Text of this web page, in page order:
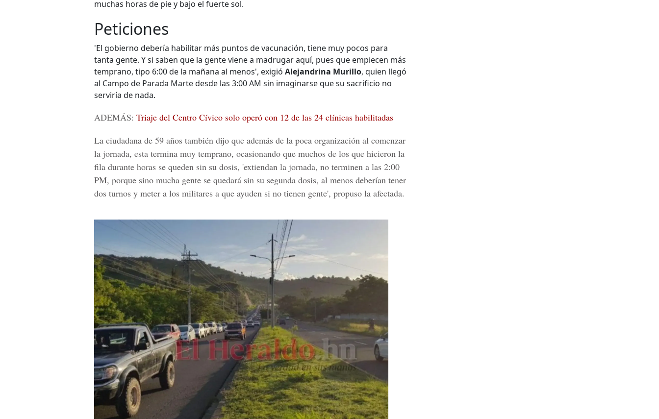
muchas horas de pie y bajo el fuerte sol.
Peticiones
'El gobierno debería habilitar más puntos de vacunación, tiene muy pocos para
tanta gente. Y si saben que la gente viene a madrugar aquí, pues que empiecen más
temprano, tipo 6:00 de la mañana al menos', exigió Alejandrina Murillo, quien llegó
al Campo de Parada Marte desde las 3:00 AM sin imaginarse que su sacrificio no
serviría de nada.
ADEMÁS: Triaje del Centro Cívico solo operó con 12 de las 24 clínicas habilitadas
La ciudadana de 59 años también dijo que además de la poca organización al comenzar
la jornada, esta termina muy temprano, ocasionando que muchos de los que hicieron la
fila durante horas se queden sin su dosis, 'extiendan la jornada, no terminen a las 2:00
PM, porque sino mucha gente se quedará sin su segunda dosis, al menos deberían tener
dos turnos y meter a los militares a que ayuden si no tienen gente', propuso la afectada.